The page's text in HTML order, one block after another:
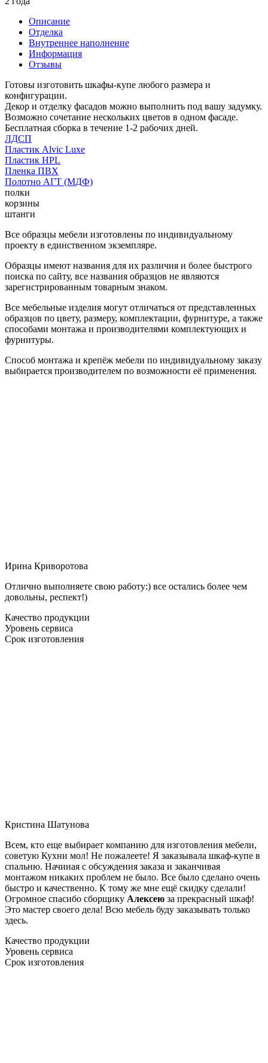
Описание
Отделка
Внутреннее наполнение
Информация
Отзывы
Готовы изготовить шкафы-купе любого размера и
конфигурации.
Декор и отделку фасадов можно выполнить под вашу задумку.
Возможно сочетание нескольких цветов в одном фасаде.
Бесплатная сборка в течение 1-2 рабочих дней.
ЛДСП
Пластик Alvic Luxe
Пластик HPL
Пленка ПВХ
Полотно АГТ (МДФ)
полки
корзины
штанги
Все образцы мебели изготовлены по индивидуальному
проекту в единственном экземпляре.
Образцы имеют названия для их различия и более быстрого
поиска по сайту, все названия образцов не являются
зарегистрированным товарным знаком.
Все мебельные изделия могут отличаться от представленных
образцов по цвету, размеру, комплектации, фурнитуре, а также
способами монтажа и производителями комплектующих и
фурнитуры.
Способ монтажа и крепёж мебели по индивидуальному заказу
выбирается производителем по возможности её применения.
Ирина Криворотова
Отлично выполняете свою работу:) все остались более чем
довольны, респект!)
Качество продукции
Уровень сервиса
Срок изготовления
Кристина Шатунова
Всем, кто еще выбирает компанию для изготовления мебели,
советую Кухни мол! Не пожалеете! Я заказывала шкаф-купе в
спальню. Начиная с обсуждения заказа и заканчивая
монтажом никаких проблем не было. Все было сделано очень
быстро и качественно. К тому же мне ещё скидку сделали!
Огромное спасибо сборщику Алексею за прекрасный шкаф!
Это мастер своего дела! Всю мебель буду заказывать только
здесь.
Качество продукции
Уровень сервиса
Срок изготовления